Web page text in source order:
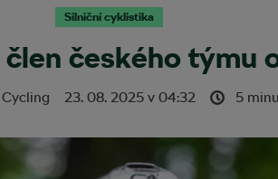
Silniční cyklistika
českého týmu
23. 08. 2025v 04:32 5